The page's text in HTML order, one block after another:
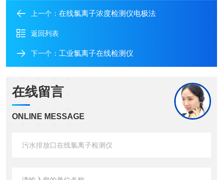
上一个： 在线氯离子浓度检测仪电极法
返回列表
下一个： 工业氯离子在线检测仪
在线留言
ONLINE MESSAGE